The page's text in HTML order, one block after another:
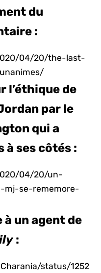
du
:
04/20/the-last-
l’éthique de
par le
qui a
à ses côtés :
04/20/un-
mj-se-rememore-
à un agent de
:
status/1252